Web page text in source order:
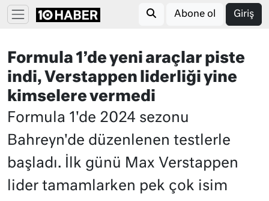
Abone ol Giriş
Formula 1’de yeni araçlar piste
indi, Verstappen liderliği yine
kimselere vermedi
Formula 1'de 2024 sezonu
Bahreyn'de düzenlenen testlerle
başladı. İlk günü Max Verstappen
lider tamamlarken pek çok isim